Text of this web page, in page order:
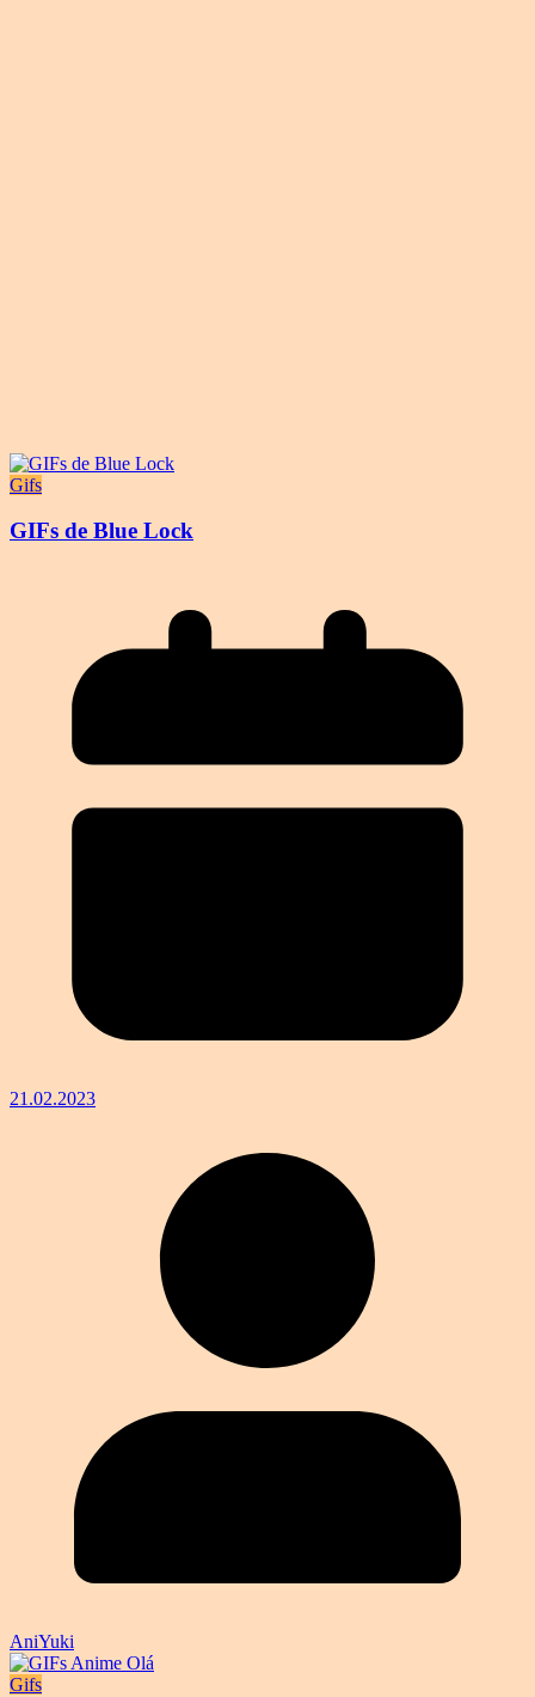
Gifs
GIFs de Blue Lock
21.02.2023
AniYuki
Gifs